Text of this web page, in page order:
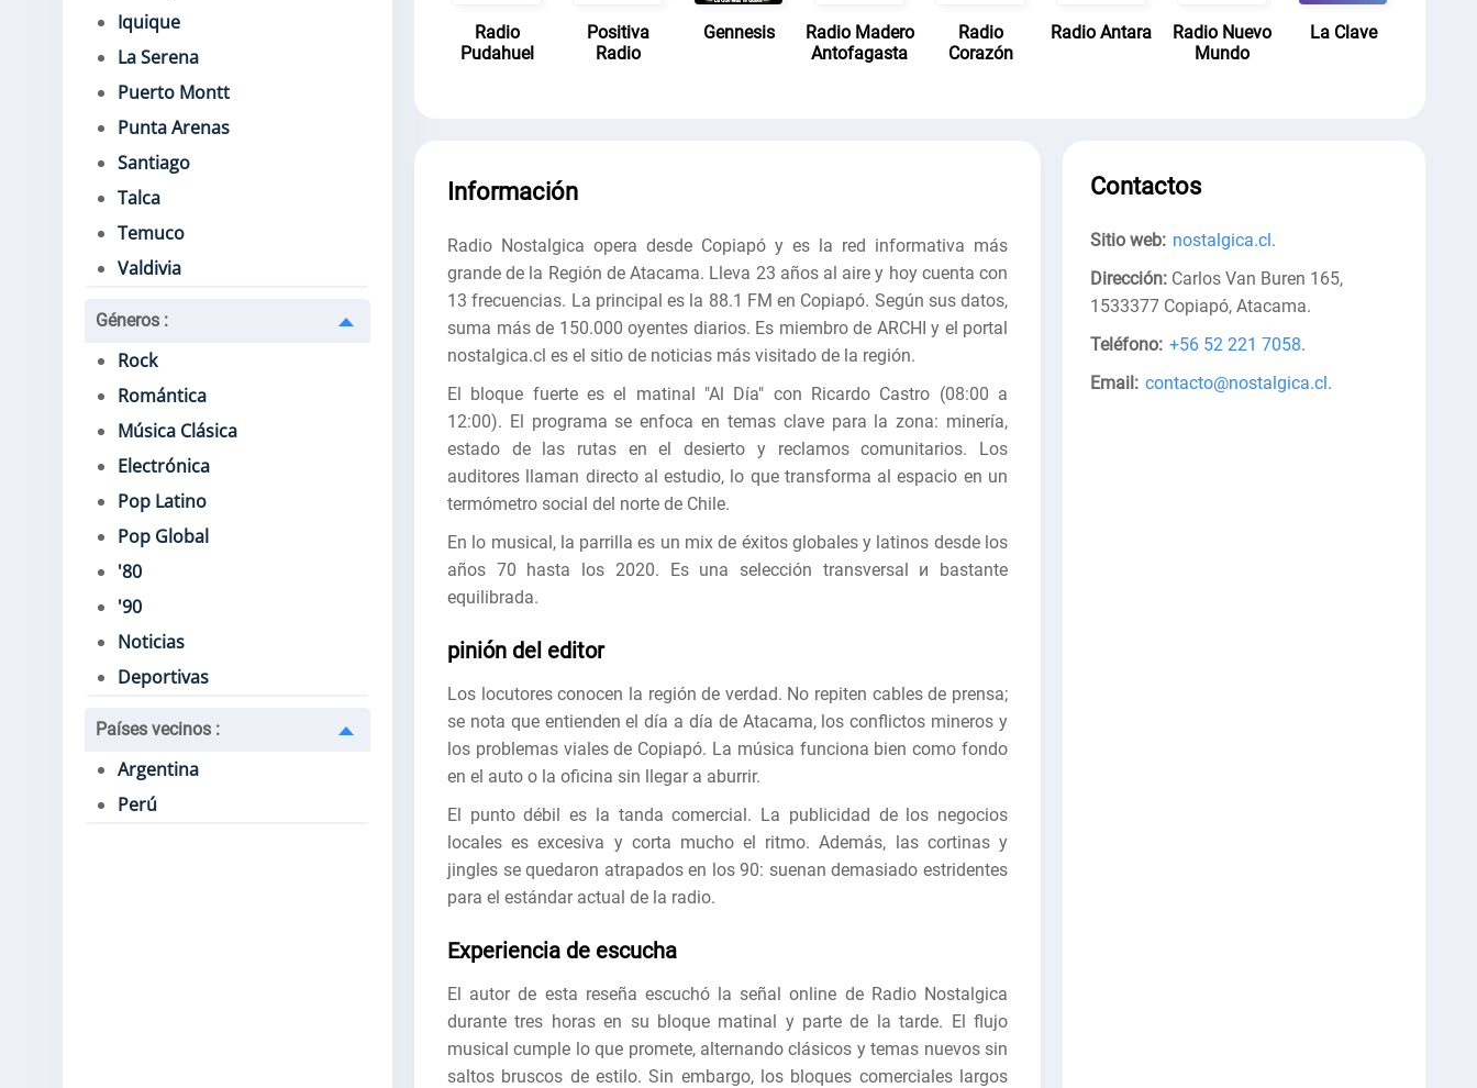
Iquique
La Serena
Puerto Montt
Punta Arenas
Santiago
Talca
Temuco
Valdivia
Géneros :
Rock
Romántica
Música Clásica
Electrónica
Pop Latino
Pop Global
'80
'90
Noticias
Deportivas
Países vecinos :
Argentina
Perú
Radio
Pudahuel
Positiva
Radio
Gennesis
Radio Madero
Antofagasta
Radio
Corazón
Radio Antara
Radio Nuevo
Mundo
La Clave
Información
Radio Nostalgica opera desde Copiapó y es la red informativa más
grande de la Región de Atacama. Lleva 23 años al aire y hoy cuenta con
13 frecuencias. La principal es la 88.1 FM en Copiapó. Según sus datos,
suma más de 150.000 oyentes diarios. Es miembro de ARCHI y el portal
nostalgica.cl es el sitio de noticias más visitado de la región.
El bloque fuerte es el matinal "Al Día" con Ricardo Castro (08:00 a
12:00). El programa se enfoca en temas clave para la zona: minería,
estado de las rutas en el desierto y reclamos comunitarios. Los
auditores llaman directo al estudio, lo que transforma al espacio en un
termómetro social del norte de Chile.
En lo musical, la parrilla es un mix de éxitos globales y latinos desde los
años 70 hasta los 2020. Es una selección transversal и bastante
equilibrada.
pinión del editor
Los locutores conocen la región de verdad. No repiten cables de prensa;
se nota que entienden el día a día de Atacama, los conflictos mineros y
los problemas viales de Copiapó. La música funciona bien como fondo
en el auto o la oficina sin llegar a aburrir.
El punto débil es la tanda comercial. La publicidad de los negocios
locales es excesiva y corta mucho el ritmo. Además, las cortinas y
jingles se quedaron atrapados en los 90: suenan demasiado estridentes
para el estándar actual de la radio.
Experiencia de escucha
El autor de esta reseña escuchó la señal online de Radio Nostalgica
durante tres horas en su bloque matinal y parte de la tarde. El flujo
musical cumple lo que promete, alternando clásicos y temas nuevos sin
saltos bruscos de estilo. Sin embargo, los bloques comerciales largos
Contactos
Sitio web: nostalgica.cl.
Dirección: Carlos Van Buren 165,
1533377 Copiapó, Atacama.
Teléfono: +56 52 221 7058.
Email: contacto@nostalgica.cl.